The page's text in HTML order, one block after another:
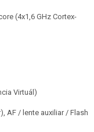
(4x1,6 GHz Cortex-
Virtuál)
AF / lente auxiliar / Flash